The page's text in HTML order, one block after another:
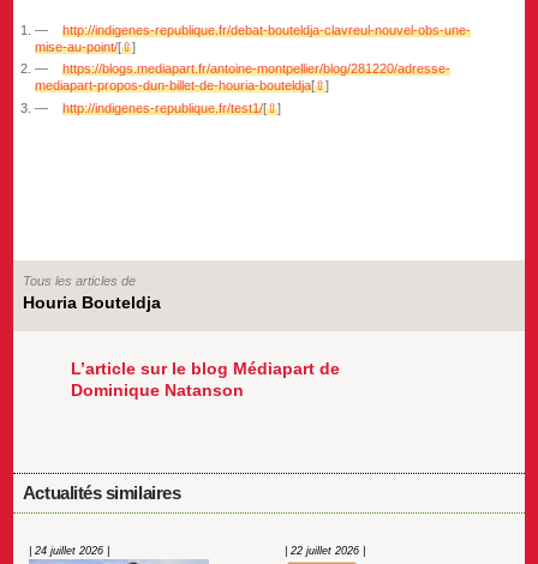
http://indigenes-republique.fr/debat-bouteldja-clavreul-nouvel-obs-une-
mise-au-point/[⇧]
https://blogs.mediapart.fr/antoine-montpellier/blog/281220/adresse-
mediapart-propos-dun-billet-de-houria-bouteldja[⇧]
http://indigenes-republique.fr/test1/[⇧]
Tous les articles de
Houria Bouteldja
L’article sur le blog Médiapart de
Dominique Natanson
Actualités similaires
| 24 juillet 2026 | | 22 juillet 2026 |